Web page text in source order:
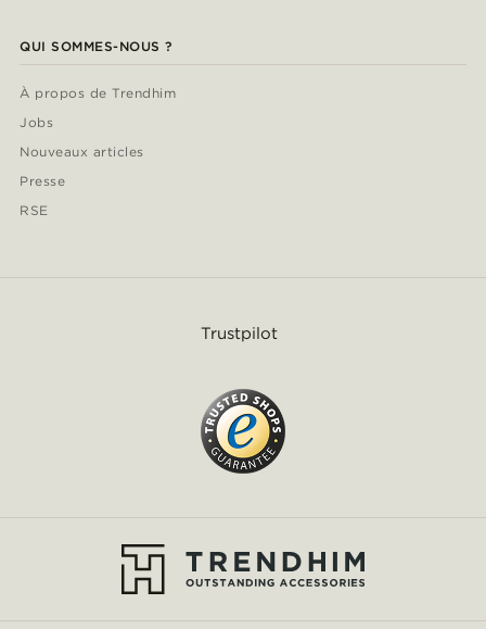
QUI SOMMES-NOUS ?
À propos de Trendhim
Jobs
Nouveaux articles
Presse
RSE
Trustpilot